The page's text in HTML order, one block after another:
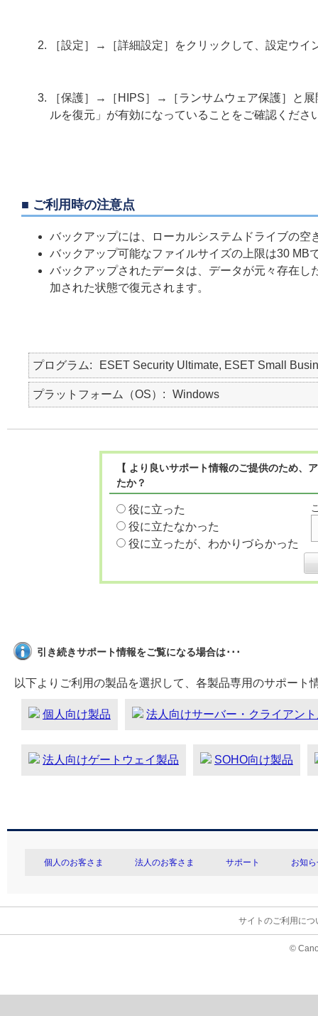
［設定］→［詳細設定］をクリックして、設定ウイ
［保護］→［HIPS］→［ランサムウェア保護］と
ルを復元」が有効になっていることをご確認くださ
■ ご利用時の注意点
バックアップには、ローカルシステムドライブの空
バックアップ可能なファイルサイズの上限は30 MB
バックアップされたデータは、データが元々存在
加された状態で復元されます。
プログラム ESET Security Ultimate, ESET Small
プラットフォーム（OS） Windows
【 より良いサポート情報のご提供のため
たか？
役に立った
役に立たなかった
役に立ったが、わかりづらかった
引き続きサポート情報をご覧になる場合は･･･
以下よりご利用の製品を選択して、各製品専用のサポート
個人向け製品 法人向けサーバー・クライアン
法人向けゲートウェイ製品 SOHO向け製品
個人のお客さま 法人のお客さま サポート お知
サイトのご利用につ
©